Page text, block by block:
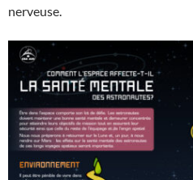
nerveuse.